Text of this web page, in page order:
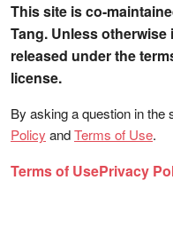
This site is co-
Tang. Unless
released under the
license.
By asking a question in the
Policy andTerms of Use.
Terms of UsePrivacy